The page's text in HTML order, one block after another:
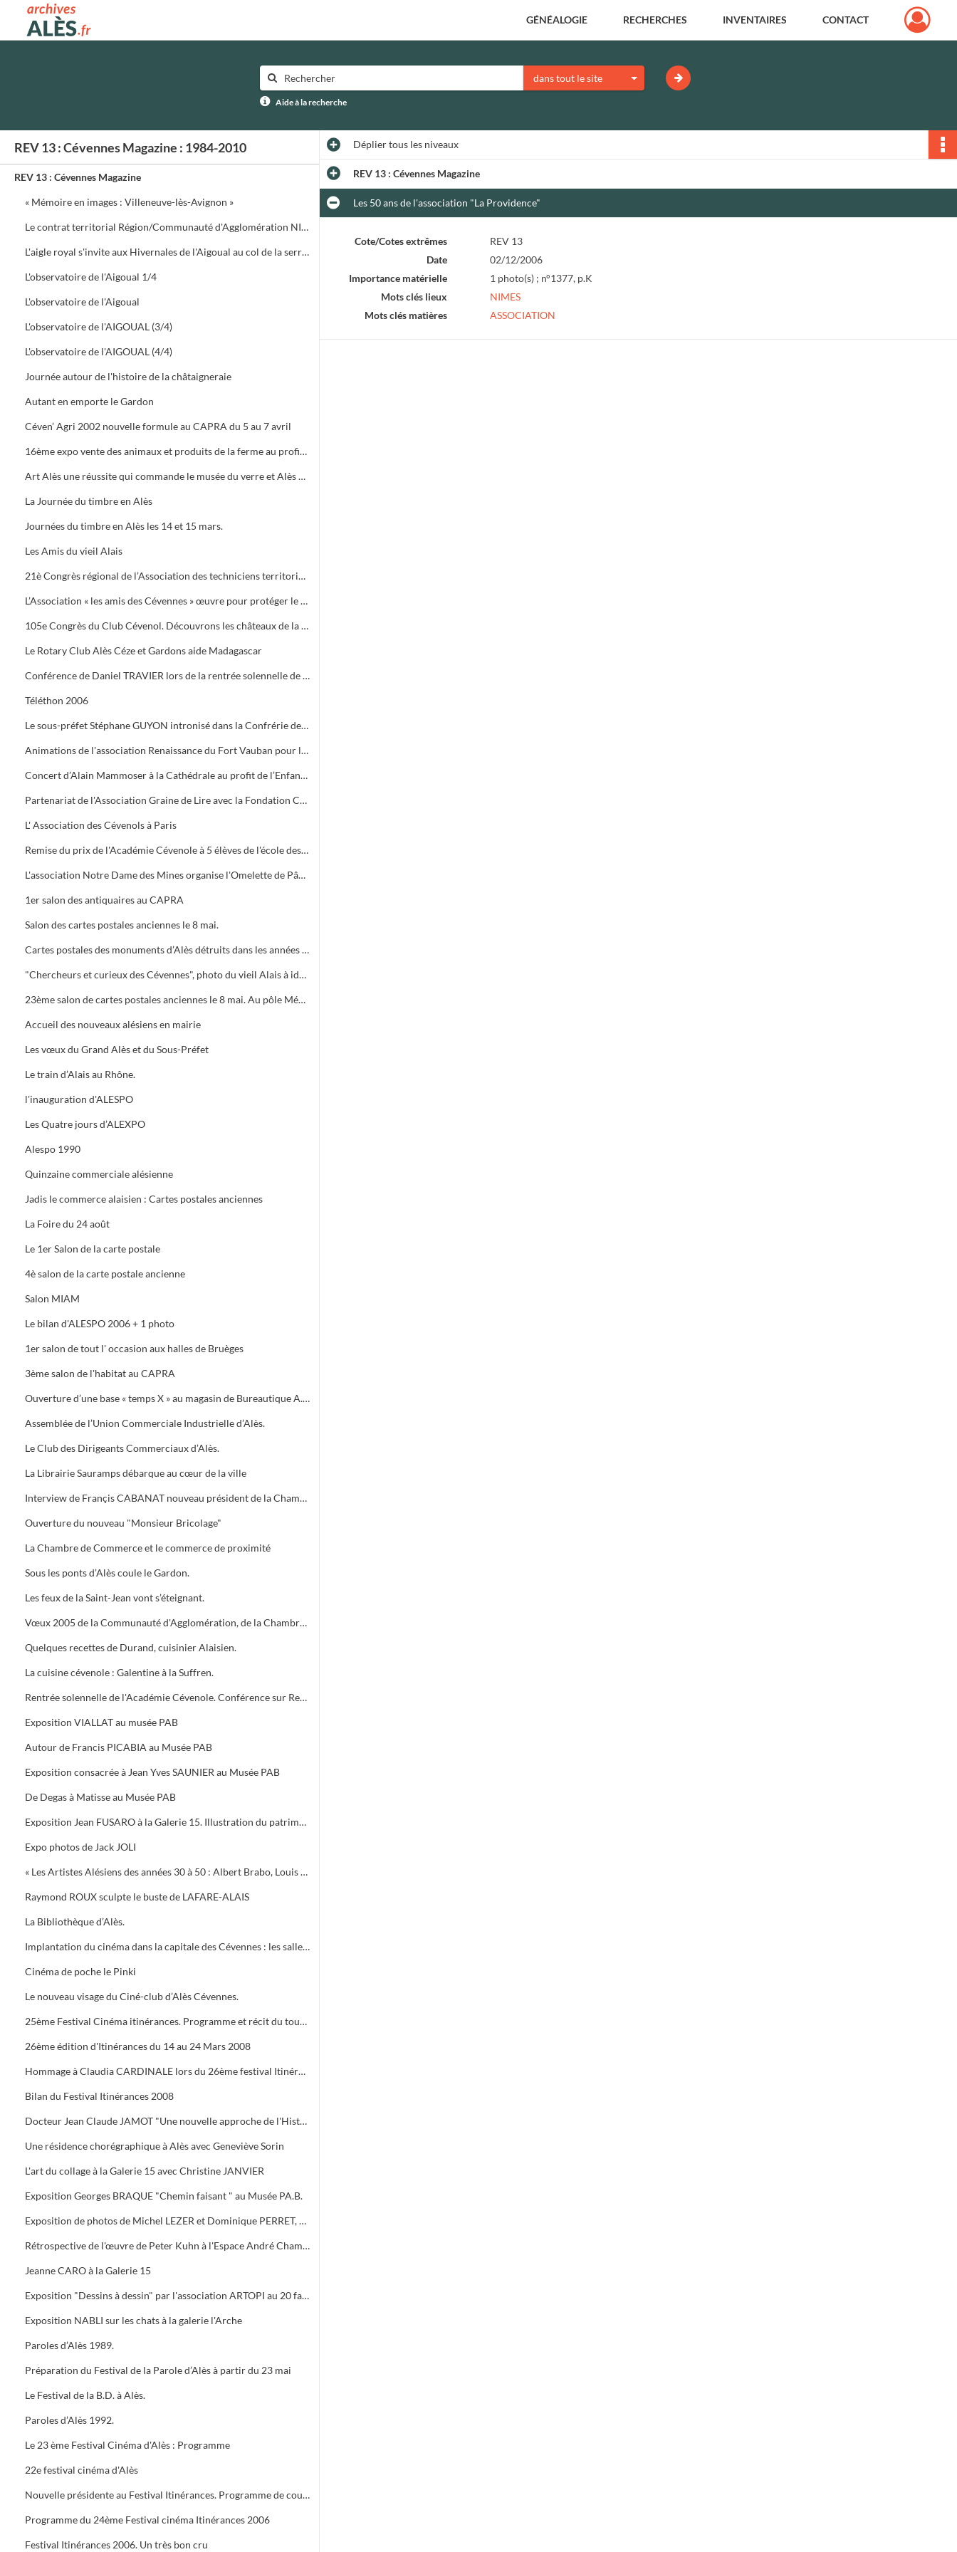
Archives municipales d'Alès GÉNÉALOGIE RECHERCHES INVENTAIRES CONTACT
dans tout le site
Aide à la recherche
REV 13 : Cévennes Magazine : 1984-2010
REV 13 : Cévennes Magazine
« Mémoire en images : Villeneuve-lès-Avignon »
Le contrat territorial Région/Communauté d'Agglomération NIMES Métropole
L'aigle royal s'invite aux Hivernales de l'Aigoual au col de la serreyrède. Programme de la journée
L'observatoire de l'Aigoual 1/4
L'observatoire de l'Aigoual
L'observatoire de l'AIGOUAL (3/4)
L'observatoire de l'AIGOUAL (4/4)
Journée autour de l'histoire de la châtaigneraie
Autant en emporte le Gardon
Céven’ Agri 2002 nouvelle formule au CAPRA du 5 au 7 avril
16ème expo vente des animaux et produits de la ferme au profit des orphelins des sapeurs-pompiers aux halles de Bruèges
Art Alès une réussite qui commande le musée du verre et Alès capitale des Cévennes, départ du chemin des verriers.
La Journée du timbre en Alès
Journées du timbre en Alès les 14 et 15 mars.
Les Amis du vieil Alais
21è Congrès régional de l’Association des techniciens territoriaux.
L’Association « les amis des Cévennes » œuvre pour protéger le patrimoine cévenol.
105e Congrès du Club Cévenol. Découvrons les châteaux de la Vaunage
Le Rotary Club Alès Céze et Gardons aide Madagascar
Conférence de Daniel TRAVIER lors de la rentrée solennelle de l'Académie Cévenole
Téléthon 2006
Le sous-préfet Stéphane GUYON intronisé dans la Confrérie des Mange Tripes
Animations de l'association Renaissance du Fort Vauban pour le Téléthon
Concert d’Alain Mammoser à la Cathédrale au profit de l’Enfance Inadaptée.
Partenariat de l'Association Graine de Lire avec la Fondation Crédit Mutuel
L' Association des Cévenols à Paris
Remise du prix de l'Académie Cévenole à 5 élèves de l'école des Mines pour leur travail sur la mine et ses conséquences sur l'économie et les paysages.
L'association Notre Dame des Mines organise l'Omelette de Pâques à l'Ermitage
1er salon des antiquaires au CAPRA
Salon des cartes postales anciennes le 8 mai.
Cartes postales des monuments d’Alès détruits dans les années 1960.
"Chercheurs et curieux des Cévennes", photo du vieil Alais à identifier.
23ème salon de cartes postales anciennes le 8 mai. Au pôle Mécanique grand prix camion
Accueil des nouveaux alésiens en mairie
Les vœux du Grand Alès et du Sous-Préfet
Le train d’Alais au Rhône.
l'inauguration d'ALESPO
Les Quatre jours d’ALEXPO
Alespo 1990
Quinzaine commerciale alésienne
Jadis le commerce alaisien : Cartes postales anciennes
La Foire du 24 août
Le 1er Salon de la carte postale
4è salon de la carte postale ancienne
Salon MIAM
Le bilan d'ALESPO 2006 + 1 photo
1er salon de tout l' occasion aux halles de Bruèges
3ème salon de l'habitat au CAPRA
Ouverture d’une base « temps X » au magasin de Bureautique A.M.C., 40 Avenue du Général de Gaule à Alès.
Assemblée de l’Union Commerciale Industrielle d’Alès.
Le Club des Dirigeants Commerciaux d’Alès.
La Librairie Sauramps débarque au cœur de la ville
Interview de Françis CABANAT nouveau président de la Chambre de Commerce
Ouverture du nouveau "Monsieur Bricolage"
La Chambre de Commerce et le commerce de proximité
Sous les ponts d’Alès coule le Gardon.
Les feux de la Saint-Jean vont s’éteignant.
Vœux 2005 de la Communauté d'Agglomération, de la Chambre de Commerce, 5 bougies pour la Médiathèque
Quelques recettes de Durand, cuisinier Alaisien.
La cuisine cévenole : Galentine à la Suffren.
Rentrée solennelle de l'Académie Cévenole. Conférence sur Renoir et Albert ANDRE, une amitié (1894-1919)
Exposition VIALLAT au musée PAB
Autour de Francis PICABIA au Musée PAB
Exposition consacrée à Jean Yves SAUNIER au Musée PAB
De Degas à Matisse au Musée PAB
Exposition Jean FUSARO à la Galerie 15. Illustration du patrimoine alésien
Expo photos de Jack JOLI
« Les Artistes Alésiens des années 30 à 50 : Albert Brabo, Louis Cabanes, Louis Arcaix et René Aberlenc » par Annie Corbier
Raymond ROUX sculpte le buste de LAFARE-ALAIS
La Bibliothèque d’Alès.
Implantation du cinéma dans la capitale des Cévennes : les salles du début du siècle à nos jours.
Cinéma de poche le Pinki
Le nouveau visage du Ciné-club d’Alès Cévennes.
25ème Festival Cinéma itinérances. Programme et récit du tournage dans les cévennes d' "Un homme de trop"
26ème édition d'Itinérances du 14 au 24 Mars 2008
Hommage à Claudia CARDINALE lors du 26ème festival Itinérances. En photo avec Max ROUSTAN, Maire
Bilan du Festival Itinérances 2008
Docteur Jean Claude JAMOT "Une nouvelle approche de l'Histoire et de l'Archéologie appliquée aux Celtes
Une résidence chorégraphique à Alès avec Geneviève Sorin
L'art du collage à la Galerie 15 avec Christine JANVIER
Exposition Georges BRAQUE "Chemin faisant " au Musée PA.B.
Exposition de photos de Michel LEZER et Dominique PERRET, de peintures de Monique SANTORO à l'OFFICE DE TOURISME pour la Féria d'Alès
Rétrospective de l'œuvre de Peter Kuhn à l'Espace André Chamson. Exposition consacrée à Vauban à l'OFFICE DE TOURISME. Présentation de saison hors les murs du cratère
Jeanne CARO à la Galerie 15
Exposition "Dessins à dessin" par l'association ARTOPI au 20 faubourg du Soleil
Exposition NABLI sur les chats à la galerie l'Arche
Paroles d’Alès 1989.
Préparation du Festival de la Parole d’Alès à partir du 23 mai
Le Festival de la B.D. à Alès.
Paroles d’Alès 1992.
Le 23 ème Festival Cinéma d'Alès : Programme
22e festival cinéma d'Alès
Nouvelle présidente au Festival Itinérances. Programme de courts métrages de Jacques TATI
Programme du 24ème Festival cinéma Itinérances 2006
Festival Itinérances 2006. Un très bon cru
Dépliertous les niveaux
REV 13 : Cévennes Magazine
Les 50 ans de l'association "La Providence"
Cote/Cotes extrêmes
REV 13
Date
02/12/2006
Importance matérielle
1 photo(s) ; n°1377, p.K
Mots clés lieux
NIMES
Mots clés matières
ASSOCIATION